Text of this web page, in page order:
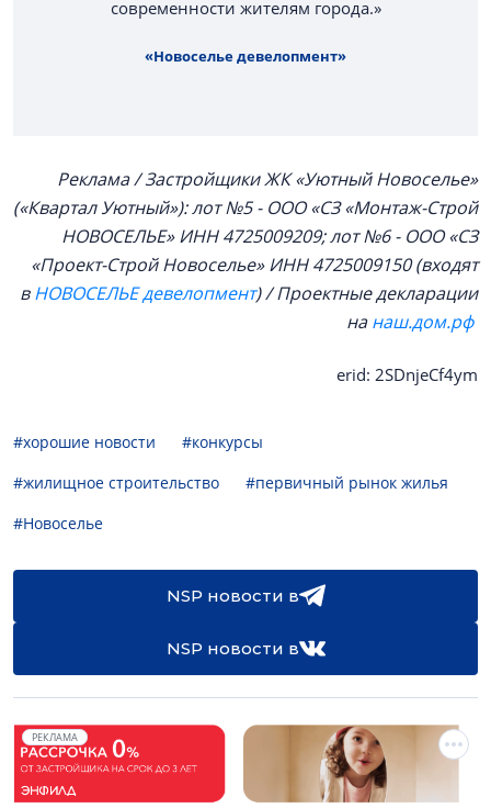
современности жителям города.»
«Новоселье девелопмент»
Реклама / Застройщики ЖК «Уютный Новоселье»
(«Квартал Уютный»): лот №5 - ООО «СЗ «Монтаж-Строй
НОВОСЕЛЬЕ» ИНН4725009209; лот №6 - ООО «СЗ
«Проект-Строй Новоселье» ИНН4725009150(входят
вНОВОСЕЛЬЕ девелопмент) / Проектные декларации
нанаш.дом.рф
erid: 2SDnjeCf4ym
#хорошие новости
#конкурсы
#жилищное строительство
#первичный рынок жилья
#Новоселье
NSP новости в
NSP новости в
РЕКЛАМА